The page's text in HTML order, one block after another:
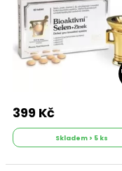
399 Kč
Skladem > 5 ks